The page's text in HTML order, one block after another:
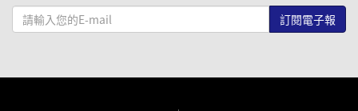
請
輸